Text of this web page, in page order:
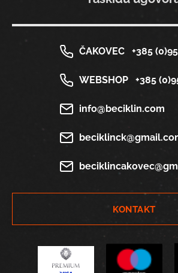
ČAKOVEC +385
WEBSHOP +385
info@beciklin.com
KONTAKT